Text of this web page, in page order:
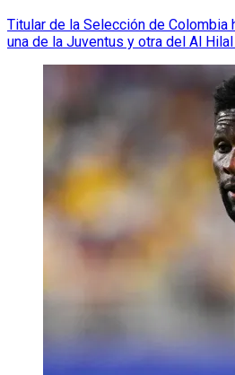
Titular de la Selección de
una de la Juventus y otra del Al